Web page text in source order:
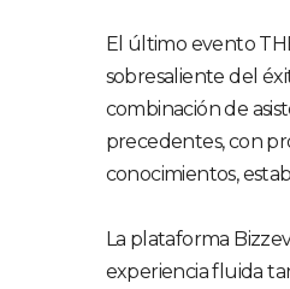
El último evento
sobresaliente del
combinación de
precedentes, con
conocimientos,
La plataforma
experiencia fluida